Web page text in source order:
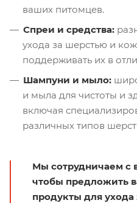
ваших питомцев.
Спреи и средства:
ухода за шерстью и
поддерживать их в
Шампуни и мыло:
и мыла для чистоты и
включая
различных типов
Мы сотрудничаем
чтобы предложить
продукты для